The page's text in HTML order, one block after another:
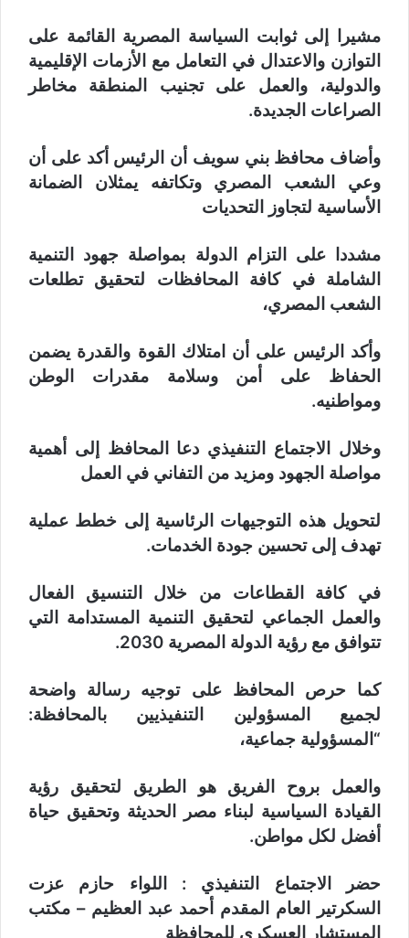
مشيرا إلى ثوابت السياسة المصرية القائمة على
التوازن والاعتدال في التعامل مع الأزمات الإقليمية
والدولية، والعمل على تجنيب المنطقة مخاطر
الصراعات الجديدة.
وأضاف محافظ بني سويف أن الرئيس أكد على أن
وعي الشعب المصري وتكاتفه يمثلان الضمانة
الأساسية لتجاوز التحديات
مشددا على التزام الدولة بمواصلة جهود التنمية
الشاملة في كافة المحافظات لتحقيق تطلعات
الشعب المصري،
وأكد الرئيس على أن امتلاك القوة والقدرة يضمن
الحفاظ على أمن وسلامة مقدرات الوطن
ومواطنيه.
وخلال الاجتماع التنفيذي دعا المحافظ إلى أهمية
مواصلة الجهود ومزيد من التفاني في العمل
لتحويل هذه التوجيهات الرئاسية إلى خطط عملية
تهدف إلى تحسين جودة الخدمات.
في كافة القطاعات من خلال التنسيق الفعال
والعمل الجماعي لتحقيق التنمية المستدامة التي
تتوافق مع رؤية الدولة المصرية 2030.
كما حرص المحافظ على توجيه رسالة واضحة
لجميع المسؤولين التنفيذيين بالمحافظة:
“المسؤولية جماعية،
والعمل بروح الفريق هو الطريق لتحقيق رؤية
القيادة السياسية لبناء مصر الحديثة وتحقيق حياة
أفضل لكل مواطن.
حضر الاجتماع التنفيذي : اللواء حازم عزت
السكرتير العام المقدم أحمد عبد العظيم – مكتب
المستشار العسكري للمحافظة